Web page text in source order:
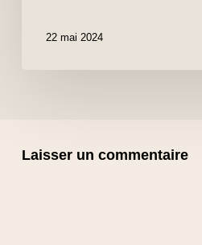
22 mai 2024
Laisser un commentaire